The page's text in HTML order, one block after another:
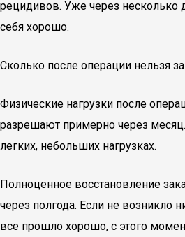
рецидивов. Уже через несколько
себя хорошо.
Сколько после операции нельзя
Физические нагрузки после
разрешают примерно через
легких, небольших нагрузках.
Полноценное восстановление
через полгода. Если не возникло
все прошло хорошо, с этого